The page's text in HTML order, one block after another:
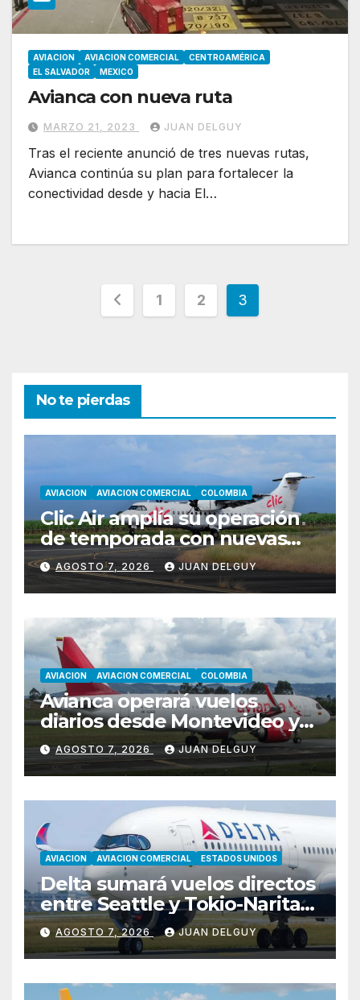
AVIACION AVIACION COMERCIAL
CENTROAMÉRICA
EL SALVADOR
MEXICO
Avianca con nueva ruta
MARZO 21, 2023 JUAN DELGUY
Tras el reciente anunció de tres nuevas rutas,
Avianca continúa su plan para fortalecer la
conectividad desde y hacia El…
Paginación
1 2 3
No te pierdas
AVIACION AVIACION COMERCIAL COLOMBIA
Clic Air amplía su operación
de temporada con nuevas
rutas hacia Cartagena y Tolú
AGOSTO 7, 2026 JUAN DELGUY
AVIACION AVIACION COMERCIAL COLOMBIA
Avianca operará vuelos
diarios desde Montevideo y
Asunción hacia Bogotá
AGOSTO 7, 2026 JUAN DELGUY
AVIACION AVIACION COMERCIAL ESTADOS UNIDOS
Delta sumará vuelos directos
entre Seattle y Tokio-Narita
desde marzo de 2027
AGOSTO 7, 2026 JUAN DELGUY